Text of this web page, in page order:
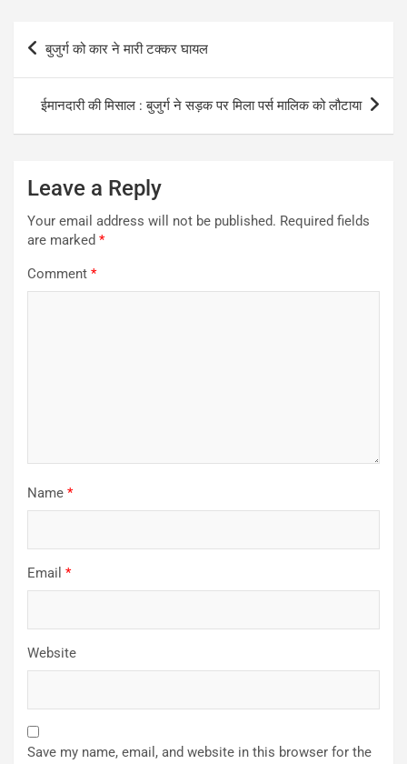
Post
navigation
बुजुर्ग को कार ने मारी टक्कर घायल
ईमानदारी की मिसाल : बुजुर्ग ने सड़क पर मिला पर्स मालिक को लौटाया
Leave a Reply
Your email address will not be published. Required fields
are marked *
Comment *
Name *
Email *
Website
Save my name, email, and website in this browser for the